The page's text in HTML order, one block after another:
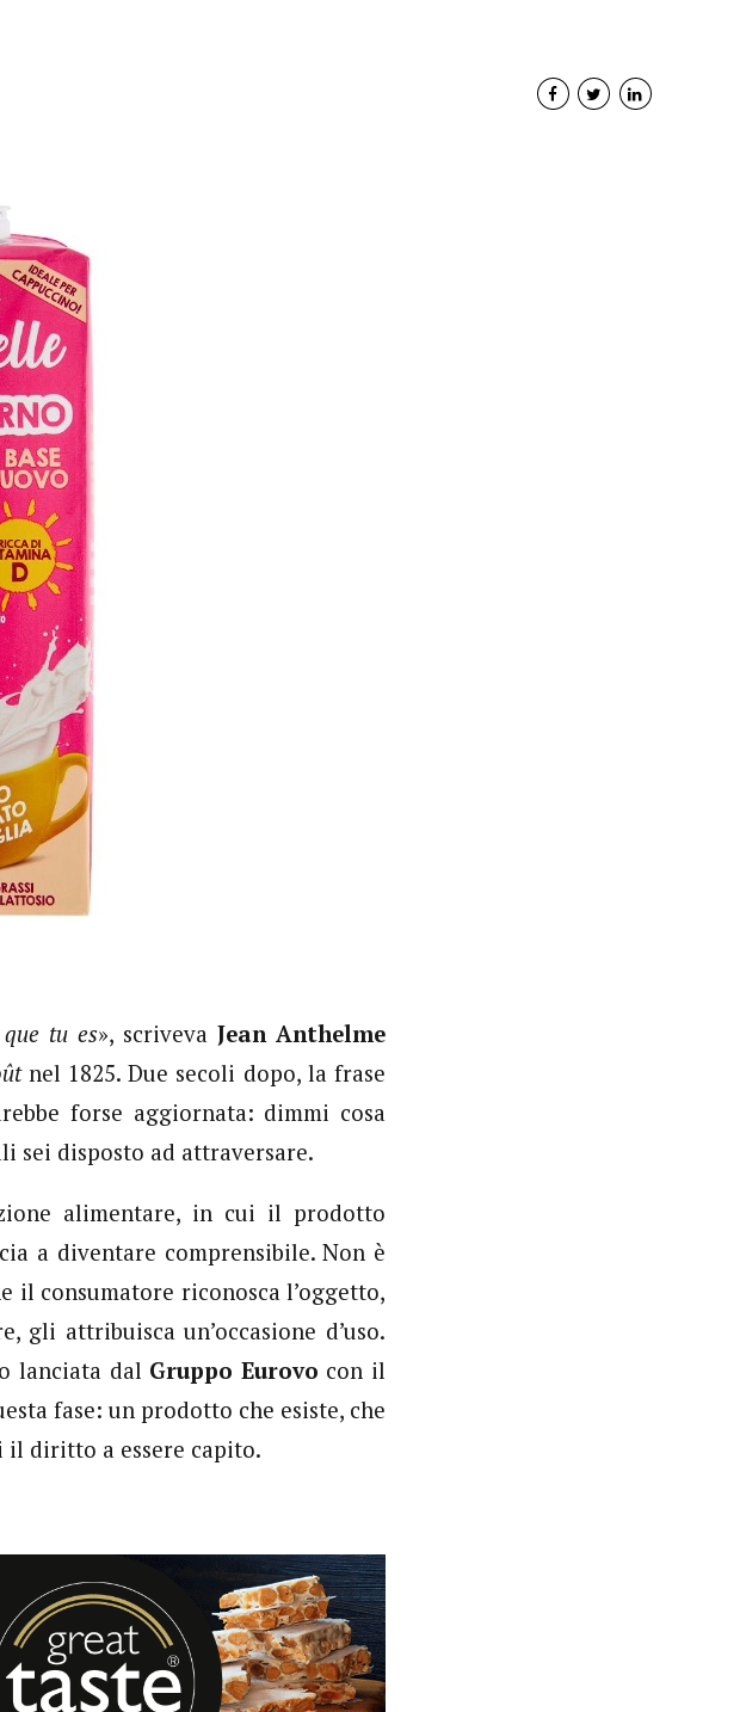
tu es», scrivevaJean Anthelme
nel 1825. Due secoli dopo, la frase
forse aggiornata: dimmi cosa
sei disposto ad attraversare.
alimentare, in cui il prodotto
a diventare comprensibile. Non è
il consumatore riconosca l’oggetto,
attribuisca un’occasione d’uso.
lanciata dal Gruppo Eurovo con il
fase: un prodotto che esiste, che
il diritto a essere capito.